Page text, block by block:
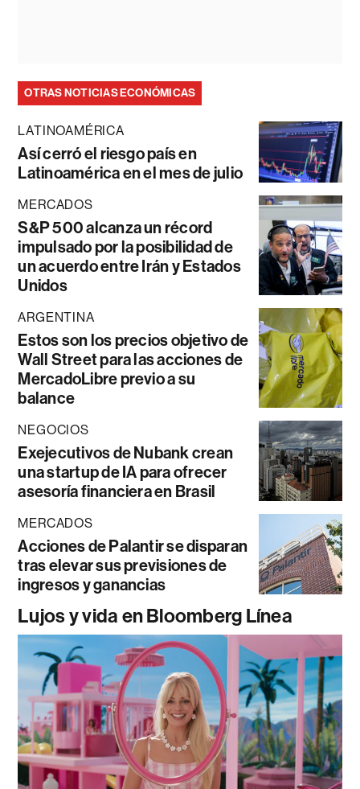
OTRAS NOTICIAS ECONÓMICAS
LATINOAMÉRICA
Así cerró el riesgo país en
Latinoamérica en el mes de julio
MERCADOS
S&P 500 alcanza un récord
impulsado por la posibilidad de
un acuerdo entre Irán y Estados
Unidos
ARGENTINA
Estos son los precios objetivo de
Wall Street para las acciones de
MercadoLibre previo a su
balance
NEGOCIOS
Exejecutivos de Nubank crean
una startup de IA para ofrecer
asesoría financiera en Brasil
MERCADOS
Acciones de Palantir se disparan
tras elevar sus previsiones de
ingresos y ganancias
Lujos y vida en Bloomberg Línea